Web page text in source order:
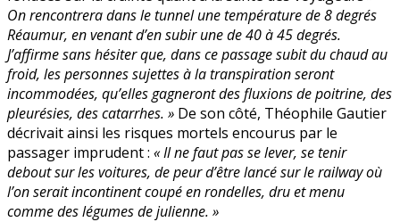
On rencontrera dans le tunnel une température de 8 degrés
Réaumur, en venant d’en subir une de 40 à 45 degrés.
J’affirme sans hésiter que, dans ce passage subit du chaud au
froid, les personnes sujettes à la transpiration seront
incommodées, qu’elles gagneront des fluxions de poitrine, des
pleurésies, des catarrhes. » De son côté, Théophile Gautier
décrivait ainsi les risques mortels encourus par le
passager imprudent : « Il ne faut pas se lever, se tenir
debout sur les voitures, de peur d’être lancé sur le railway où
l’on serait incontinent coupé en rondelles, dru et menu
comme des légumes de julienne. »